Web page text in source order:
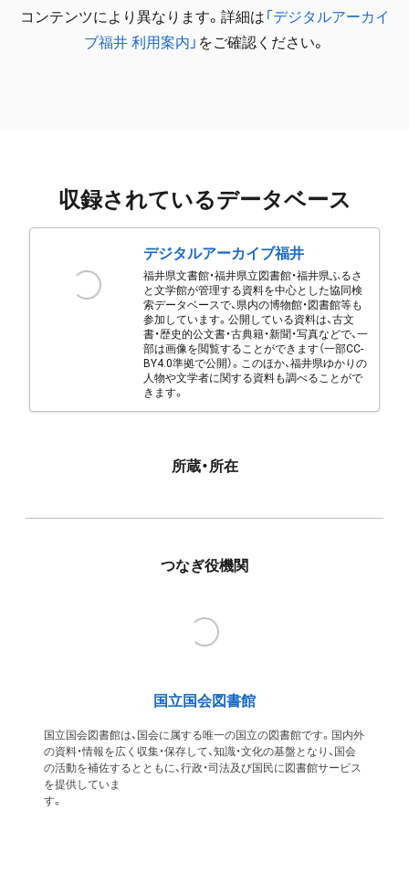
コンテンツにより異なります。詳細は 「デジタルアーカイ
ブ福井 利用案内」 をご確認ください。
収録されているデータベース
デジタルアーカイブ福井
福井県文書館・福井県立図書館・福井県ふるさ
と文学館が管理する資料を中心とした協同検
索データベースで、県内の博物館・図書館等も
参加しています。公開している資料は、古文
書・歴史的公文書・古典籍・新聞・写真などで、一
部は画像を閲覧することができます（一部CC-
BY4.0準拠で公開）。このほか、福井県ゆかりの
人物や文学者に関する資料も調べることがで
きます。
所蔵・所在
つなぎ役機関
国立国会図書館
国立国会図書館は、国会に属する唯一の国立の図書館です。国内外
の資料・情報を広く収集・保存して、知識・文化の基盤となり、国会
の活動を補佐するとともに、行政・司法及び国民に図書館サービス
を提供していま
す